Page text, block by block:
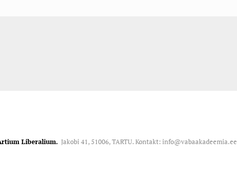
Liberalium. Jakobi 41, 51006, TARTU. Kontakt: info@vabaakadeemia.ee